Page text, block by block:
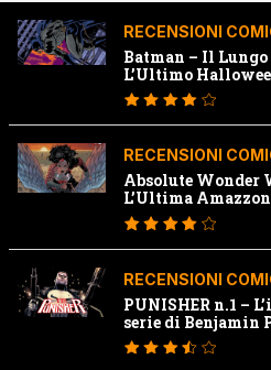
RECENSIONI
Batman – Il
L’Ultimo
RECENSIONI
Absolute Wonder
L’Ultima
RECENSIONI
PUNISHER n.1 –
serie di Benjamin